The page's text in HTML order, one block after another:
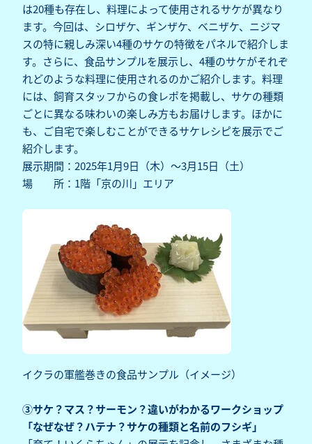
は20種も存在し、料理によって使用されるサケが異なり
ます。今回は、シロザケ、ギンザケ、ベニザケ、ニジマ
スの特に親しみ深い4種のサケの特徴をパネルで紹介しま
す。さらに、食品サンプルを展示し、4種のサケがそれぞ
れどのような料理に使用されるのかご紹介します。料理
には、飼育スタッフからの食レポを掲載し、サケの種類
ごとに異なる味わいの楽しみ方もお届けします。ほかに
も、ご自宅で楽しむことができるサケレシピを展示でご
紹介します。
展示期間：2025年1月9日（木）～3月15日（土）
場 所：1階「京の川」エリア
イクラの軍艦巻きの食品サンプル（イメージ）
③サケ？マス？サーモン？違いがわかるワークショップ
「なぜなぜ？ハテナ？サケの種類と名前のフシギ」